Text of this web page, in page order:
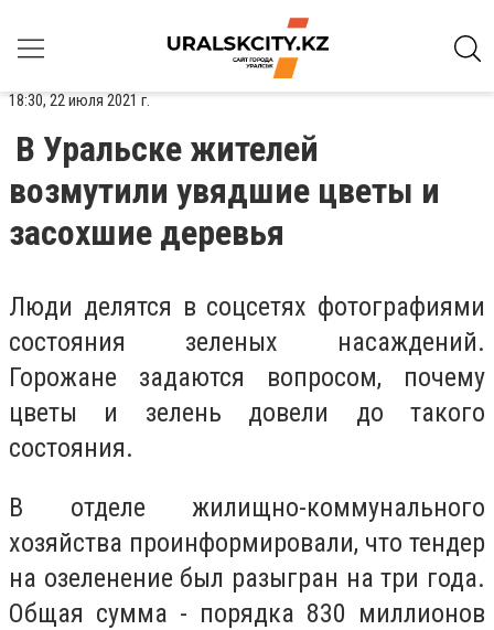
18:30, 22 июля 2021 г.
В Уральске жителей
возмутили увядшие цветы и
засохшие деревья
Люди делятся в соцсетях фотографиями
состояния зеленых насаждений.
Горожане задаются вопросом, почему
цветы и зелень довели до такого
состояния.
В отделе жилищно-коммунального
хозяйства проинформировали, что тендер
на озеленение был разыгран на три года.
Общая сумма - порядка 830 миллионов